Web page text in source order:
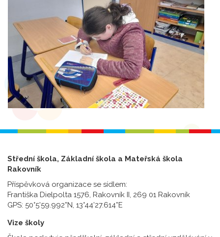
Střední škola, Základní škola a Mateřská škola
Rakovník
Příspěvková organizace se sídlem:
Františka Dielpolta 1576, Rakovník II, 269 01 Rakovník
GPS: 50°5’59.992”N, 13°44’27.614”E
Vize školy